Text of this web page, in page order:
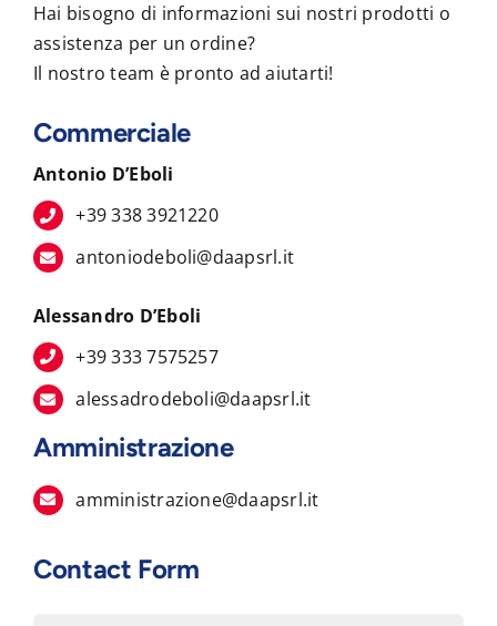
Hai bisogno di informazioni sui nostri prodotti o
assistenza per un ordine?
Il nostro team è pronto ad aiutarti!
Commerciale
Antonio D’Eboli
+39 338 3921220
antoniodeboli@daapsrl.it
Alessandro D’Eboli
+39 333 7575257
alessadrodeboli@daapsrl.it
Amministrazione
amministrazione@daapsrl.it
Contact Form